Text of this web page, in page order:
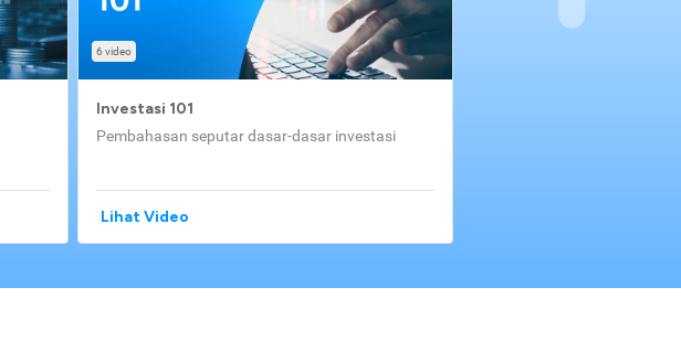
6 video
Investasi 101
Pembahasan seputar dasar-dasar investasi
Lihat Video